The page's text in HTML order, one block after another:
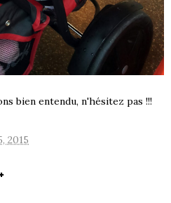
bien entendu, n'hésitez pas !!!
2015